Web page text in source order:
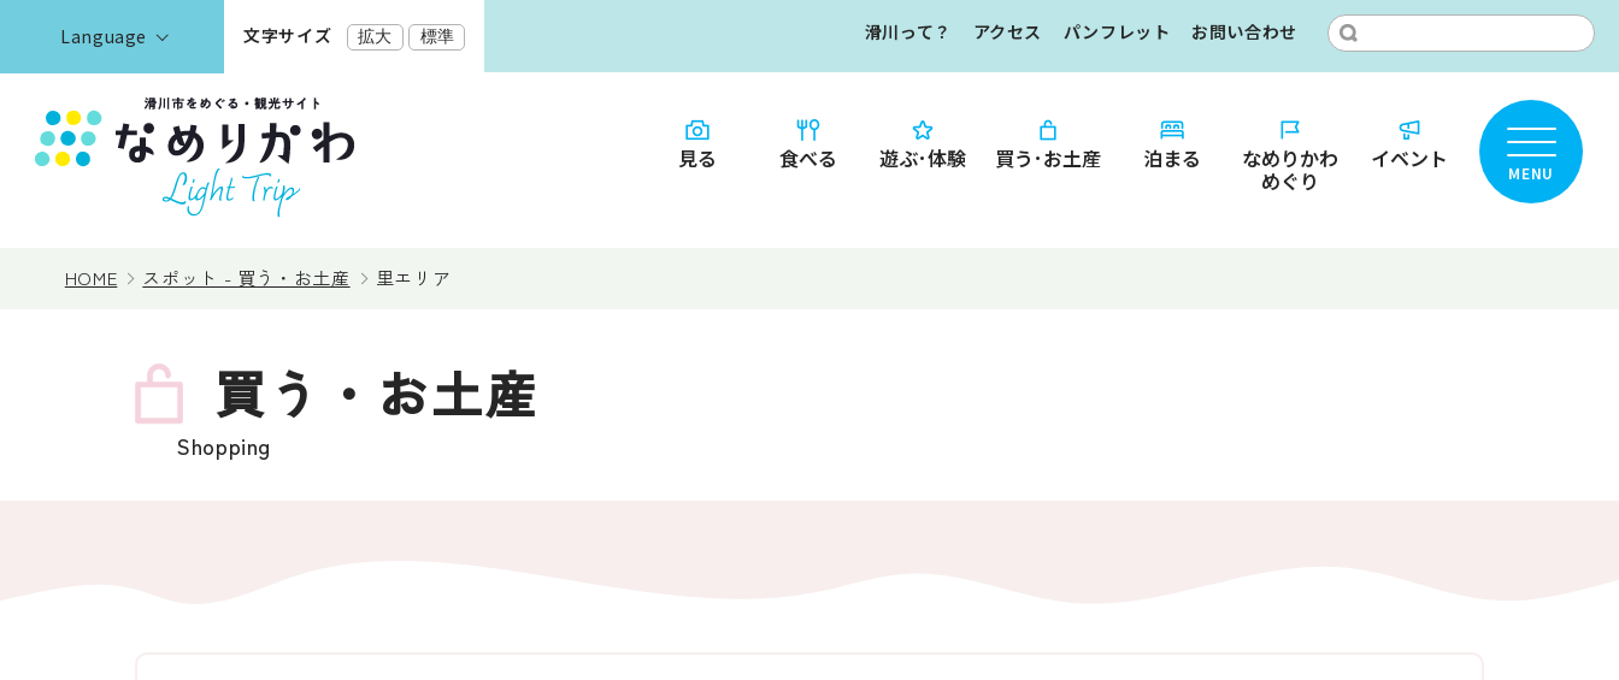
Language
한국어
文字サイズ 拡大 標準 滑川って？ アクセス パンフレット お問い合わせ
見る 食べる 遊ぶ･体験 買う･お土産 泊まる なめりかわ
めぐり
イベント MENU
HOME スポット - 買う・お土産 里エリア
買う・お土産
Shopping